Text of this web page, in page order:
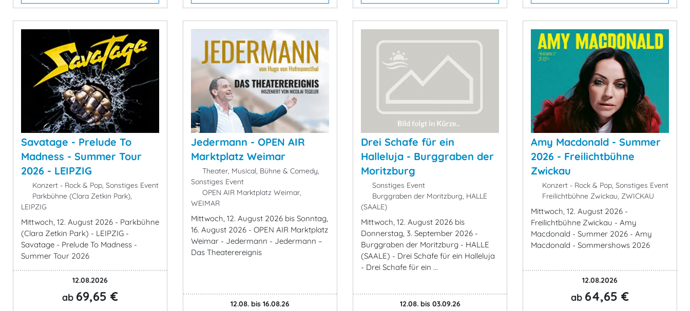
Savatage - Prelude To
Madness - Summer Tour
2026 - LEIPZIG
Konzert - Rock & Pop, Sonstiges Event
Parkbühne (Clara Zetkin Park),
LEIPZIG
Mittwoch, 12. August 2026 - Parkbühne
(Clara Zetkin Park) - LEIPZIG -
Savatage - Prelude To Madness -
Summer Tour 2026
12.08.2026
ab 69,65 €
Jedermann - OPEN AIR
Marktplatz Weimar
Theater, Musical, Bühne & Comedy,
Sonstiges Event
OPEN AIR Marktplatz Weimar,
WEIMAR
Mittwoch, 12. August 2026 bis Sonntag,
16. August 2026 - OPEN AIR Marktplatz
Weimar - Jedermann - Jedermann –
Das Theaterereignis
12.08. bis 16.08.26
Drei Schafe für ein
Halleluja - Burggraben der
Moritzburg
Sonstiges Event
Burggraben der Moritzburg, HALLE
(SAALE)
Mittwoch, 12. August 2026 bis
Donnerstag, 3. September 2026 -
Burggraben der Moritzburg - HALLE
(SAALE) - Drei Schafe für ein Halleluja
- Drei Schafe für ein ...
12.08. bis 03.09.26
Amy Macdonald - Summer
2026 - Freilichtbühne
Zwickau
Konzert - Rock & Pop, Sonstiges Event
Freilichtbühne Zwickau, ZWICKAU
Mittwoch, 12. August 2026 -
Freilichtbühne Zwickau - Amy
Macdonald - Summer 2026 - Amy
Macdonald - Sommershows 2026
12.08.2026
ab 64,65 €